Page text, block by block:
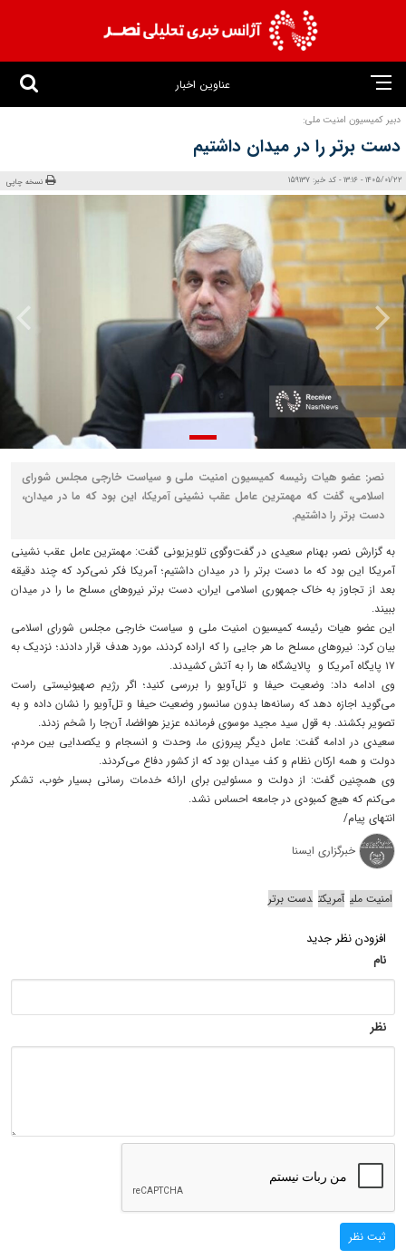
عناوین اخبار
دبیر کمیسیون امنیت ملی:
دست برتر را در میدان داشتیم
1405/01/22 - 13:16 - کد خبر: 159137 نسخه چاپی
نصر: عضو هیات رئیسه کمیسیون امنیت ملی و سیاست خارجی مجلس شورای
اسلامی، گفت که مهمترین عامل عقب نشینی آمریکا، این بود که ما در میدان،
دست برتر را داشتیم.
به گزارش نصر، بهنام سعیدی در گفت‌وگوی تلویزیونی گفت: مهمترین عامل عقب نشینی
آمریکا این بود که ما دست برتر را در میدان داشتیم؛ آمریکا فکر نمی‌کرد که چند دقیقه
بعد از تجاوز به خاک جمهوری اسلامی ایران، دست برتر نیروهای مسلح ما را در میدان
ببیند.
این عضو هیات رئیسه کمیسیون امنیت ملی و سیاست خارجی مجلس شورای اسلامی
بیان‌ کرد: نیروهای مسلح ما هر جایی را که اراده کردند، مورد هدف قرار دادند؛ نزدیک به
۱۷ پایگاه آمریکا و پالایشگاه ها را به آتش کشیدند.
وی ادامه داد: وضعیت حیفا و تل‌آویو را بررسی کنید؛ اگر رژیم صهیونیستی راست
می‌گوید اجازه دهد که رسانه‌ها بدون سانسور وضعیت حیفا و تل‌آویو را نشان داده و به
تصویر بکشند. به قول سید مجید موسوی فرمانده عزیز هوافضا، آن‌جا را شخم زدند.
سعیدی در ادامه گفت: عامل دیگر پیروزی ما، وحدت و انسجام و یکصدایی بین مردم،
دولت و همه ارکان نظام و کف میدان بود که از کشور دفاع می‌کردند.
وی همچنین گفت: از دولت و مسئولین برای ارائه خدمات رسانی بسیار خوب، تشکر
می‌کنم که هیچ کمبودی در جامعه احساس نشد.
انتهای پیام/
خبرگزاری ایسنا
امنیت ملی آمریکت دست برتر
افزودن نظر جدید
نام
نظر
ثبت نظر